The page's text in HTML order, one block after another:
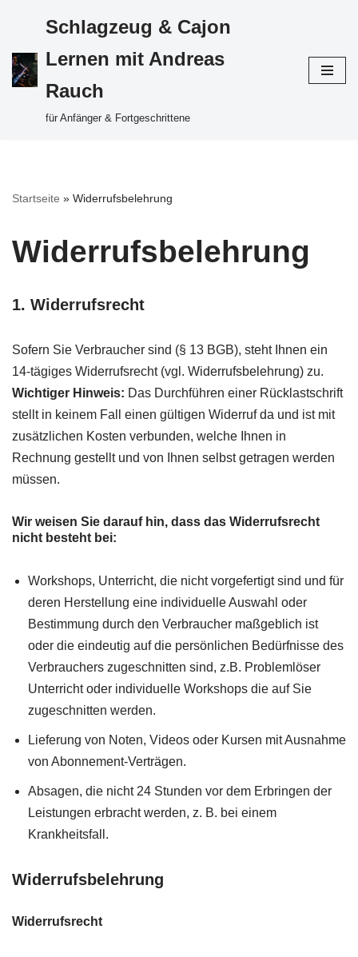
Inhalt
springen
Schlagzeug & Cajon
Lernen mit Andreas
Rauch
für Anfänger & Fortgeschrittene
Startseite » Widerrufsbelehrung
Widerrufsbelehrung
1. Widerrufsrecht
Sofern Sie Verbraucher sind (§ 13 BGB), steht Ihnen ein
14-tägiges Widerrufsrecht (vgl. Widerrufsbelehrung) zu.
Wichtiger Hinweis: Das Durchführen einer Rücklastschrift
stellt in keinem Fall einen gültigen Widerruf da und ist mit
zusätzlichen Kosten verbunden, welche Ihnen in
Rechnung gestellt und von Ihnen selbst getragen werden
müssen.
Wir weisen Sie darauf hin, dass das Widerrufsrecht
nicht besteht bei:
Workshops, Unterricht, die nicht vorgefertigt sind und für
deren Herstellung eine individuelle Auswahl oder
Bestimmung durch den Verbraucher maßgeblich ist
oder die eindeutig auf die persönlichen Bedürfnisse des
Verbrauchers zugeschnitten sind, z.B. Problemlöser
Unterricht oder individuelle Workshops die auf Sie
zugeschnitten werden.
Lieferung von Noten, Videos oder Kursen mit Ausnahme
von Abonnement-Verträgen.
Absagen, die nicht 24 Stunden vor dem Erbringen der
Leistungen erbracht werden, z. B. bei einem
Krankheitsfall.
Widerrufsbelehrung
Widerrufsrecht